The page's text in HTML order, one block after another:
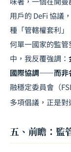
用戶的 DeFi 協議
種「管轄權套利
何單一國家的監
中，我反覆強調：
國際協調——而非
融穩定委員會（
多項倡議，正是對
五、前瞻：監